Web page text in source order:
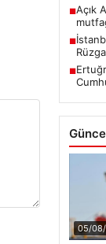
■Açık
■
■
05/